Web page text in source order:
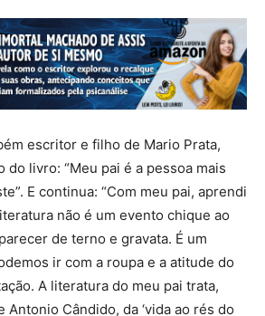
escritor e filho de Mario Prata,
do livro: “Meu pai é a pessoa mais
E continua: “Com meu pai, aprendi
não é um evento chique ao
de terno e gravata. É um
ir com a roupa e a atitude do
A literatura do meu pai trata,
Antonio Cândido, da ‘vida ao rés do